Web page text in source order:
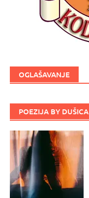
OGLAŠAVANJE
POEZIJA BY DUŠICA